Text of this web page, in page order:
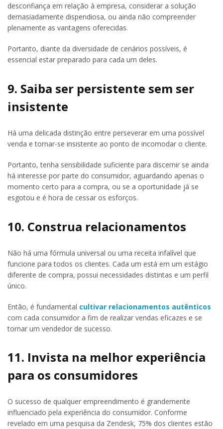
desconfiança em relação à empresa, considerar a solução
demasiadamente dispendiosa, ou ainda não compreender
plenamente as vantagens oferecidas.
Portanto, diante da diversidade de cenários possíveis, é
essencial estar preparado para cada um deles.
9. Saiba ser persistente sem ser
insistente
Há uma delicada distinção entre perseverar em uma possível
venda e tornar-se insistente ao ponto de incomodar o cliente.
Portanto, tenha sensibilidade suficiente para discernir se ainda
há interesse por parte do consumidor, aguardando apenas o
momento certo para a compra, ou se a oportunidade já se
esgotou e é hora de cessar os esforços.
10. Construa relacionamentos
Não há uma fórmula universal ou uma receita infalível que
funcione para todos os clientes. Cada um está em um estágio
diferente de compra, possui necessidades distintas e um perfil
único.
Então, é fundamental cultivar relacionamentos autênticos
com cada consumidor a fim de realizar vendas eficazes e se
tornar um vendedor de sucesso.
11. Invista na melhor experiência
para os consumidores
O sucesso de qualquer empreendimento é grandemente
influenciado pela experiência do consumidor. Conforme
revelado em uma pesquisa da Zendesk, 75% dos clientes estão